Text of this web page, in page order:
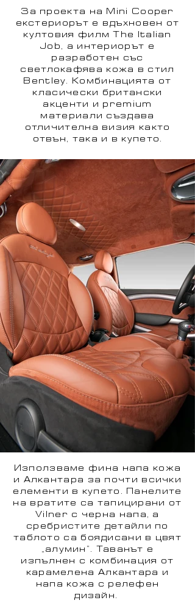
За проекта на Mini Cooper
екстериорът е вдъхновен от
култовия филм The Italian
Job, а интериорът е
разработен със
светлокафява кожа в стил
Bentley. Комбинацията от
класически британски
акценти и premium
материали създава
отличителна визия както
отвън, така и в купето.
Използваме фина напа кожа
и Алкантара за почти всички
елементи в купето. Панелите
на вратите са тапицирани от
Vilner с черна напа, а
сребристите детайли по
таблото са боядисани в цвят
„алумин“. Таванът е
изпълнен с комбинация от
карамелена Алкантара и
напа кожа с релефен
дизайн.